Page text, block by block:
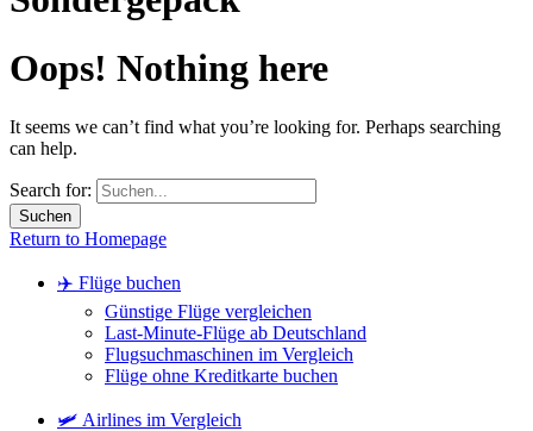
Oops! Nothing here
It seems we can’t find what you’re looking for. Perhaps searching
can help.
Search for:
Return to Homepage
✈️ Flüge buchen
Günstige Flüge vergleichen
Last-Minute-Flüge ab Deutschland
Flugsuchmaschinen im Vergleich
Flüge ohne Kreditkarte buchen
🛩️ Airlines im Vergleich